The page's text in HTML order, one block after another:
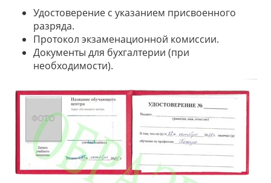
Удостоверение с указанием присвоенного
разряда.
Протокол экзаменационной комиссии.
Документы для бухгалтерии (при
необходимости).